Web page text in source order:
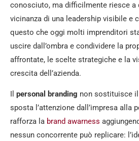
conosciuto, ma difficilmente riesce a
vicinanza di una leadership visibile e
questo che oggi molti imprenditori
uscire dall’ombra e condividere la
affrontate, le scelte strategiche e la
crescita dell’azienda.
Il personal branding non sostituisce il
sposta l’attenzione dall’impresa alla
rafforza la brand awarness
nessun concorrente può replicare: